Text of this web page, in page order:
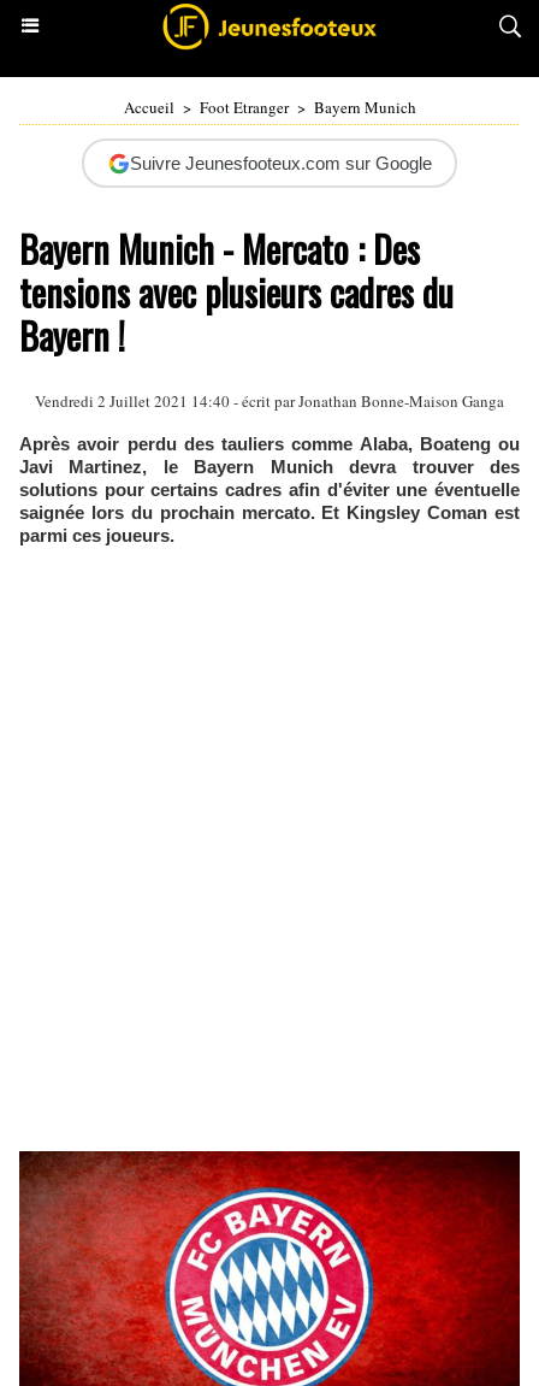
Accueil > Foot Etranger > Bayern Munich
Suivre Jeunesfooteux.com sur Google
Bayern Munich - Mercato : Des
tensions avec plusieurs cadres du
Bayern !
Vendredi 2 Juillet 2021 14:40 - écrit parJonathan Bonne-Maison Ganga
Après avoir perdu des tauliers comme Alaba, Boateng ou
Javi Martinez, le Bayern Munich devra trouver des
solutions pour certains cadres afin d'éviter une éventuelle
saignée lors du prochain mercato. Et Kingsley Coman est
parmi ces joueurs.